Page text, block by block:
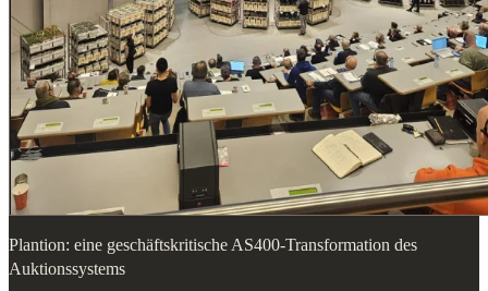
Plantion: eine geschäftskritische AS400-Transformation des
Auktionssystems